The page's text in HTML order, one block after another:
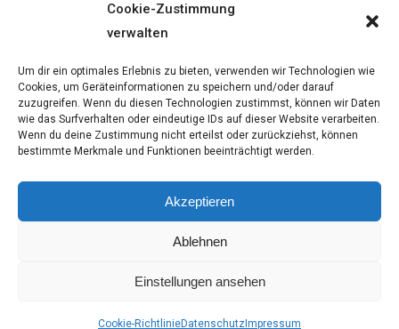
Cookie-Zustimmung
verwalten
Um dir ein optimales Erlebnis zu bieten, verwenden wir Technologien wie
Cookies, um Geräteinformationen zu speichern und/oder darauf
zuzugreifen. Wenn du diesen Technologien zustimmst, können wir Daten
wie das Surfverhalten oder eindeutige IDs auf dieser Website verarbeiten.
Wenn du deine Zustimmung nicht erteilst oder zurückziehst, können
bestimmte Merkmale und Funktionen beeinträchtigt werden.
Akzeptieren
Ablehnen
Einstellungen ansehen
Cookie-RichtlinieDatenschutz Impressum
Mythologische Abenteuer in der Welt der
Dez. 2, 2024
Ein virtueller Traum am wilden Strand
Die Möglichkeiten der Künstlichen Intelligenz:
Bilder, Videos und…
© 2026 Tipps im Netz by IntelliCreative